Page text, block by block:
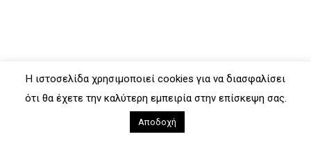
Η ιστοσελίδα χρησιμοποιεί cookies για να διασφαλίσει
ότι θα έχετε την καλύτερη εμπειρία στην επίσκεψη σας.
Αποδοχή